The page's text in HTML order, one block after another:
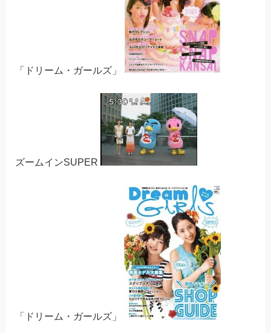
「ドリーム・ガールズ」
ズームインSUPER
「ドリーム・ガールズ」